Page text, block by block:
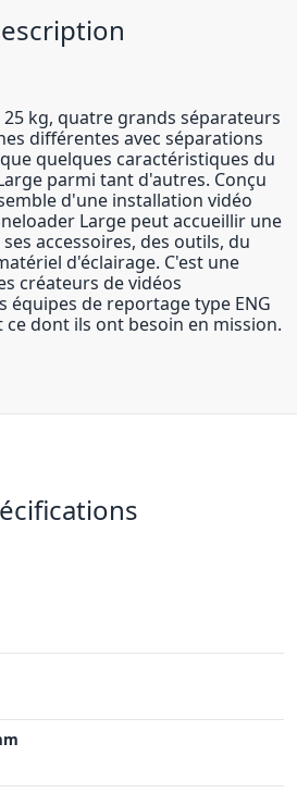
kg, quatre grands séparateurs
différentes avec séparations
quelques caractéristiques du
parmi tant d'autres. Conçu
d'une installation vidéo
Large peut accueillir une
ses accessoires, des outils, du
d'éclairage. C'est une
créateurs de vidéos
équipes de reportage type ENG
dont ils ont besoin en mission.